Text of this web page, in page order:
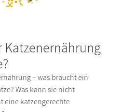
Katzenernährung
– was braucht ein
Was kann sie nicht
eine katzengerechte